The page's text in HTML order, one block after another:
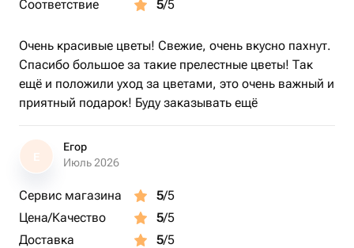
Соответствие
5/5
Очень красивые цветы! Свежие, очень вкусно пахнут.
Спасибо большое за такие прелестные цветы! Так
ещё и положили уход за цветами, это очень важный и
приятный подарок! Буду заказывать ещё
Е
Егор
Июль 2026
Сервис магазина 5/5
Цена/Качество
5/5
Доставка
5/5